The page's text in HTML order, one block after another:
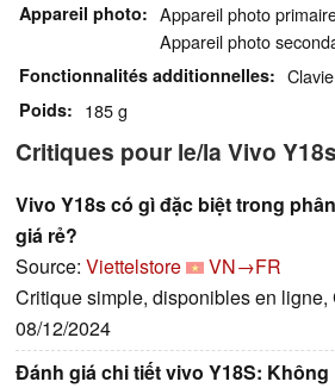
Appareil photo
Appareil photo
Appareil photo
Fonctionnalités additionnelles
Poids 185 g
Critiques pour le/la Vivo Y18s
Vivo Y18s có gì đặc biệt trong
giá rẻ?
Source: Viettelstore
VN→FR
Critique simple, disponibles en ligne,
08/12/2024
Đánh giá chi tiết vivo Y18S: